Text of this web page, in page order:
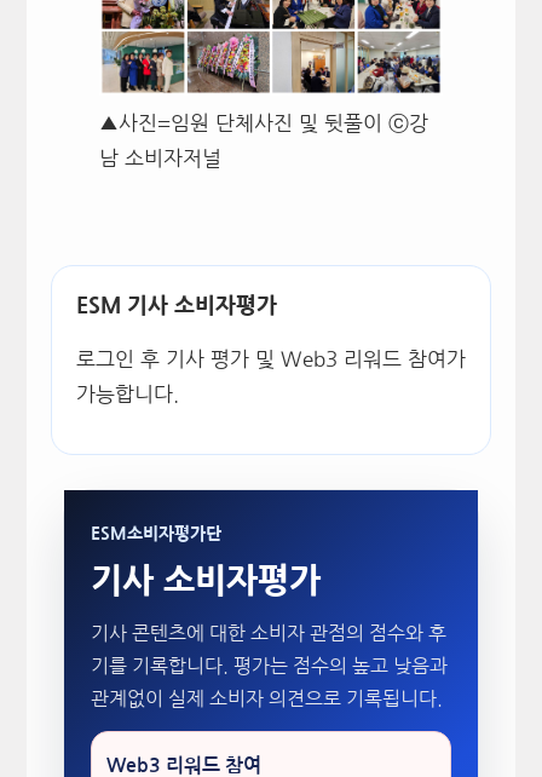
▲사진=임원 단체사진 및 뒷풀이 ⓒ강
남 소비자저널
ESM 기사 소비자평가
로그인 후 기사 평가 및 Web3 리워드 참여가
가능합니다.
ESM소비자평가단
기사 소비자평가
기사 콘텐츠에 대한 소비자 관점의 점수와 후
기를 기록합니다. 평가는 점수의 높고 낮음과
관계없이 실제 소비자 의견으로 기록됩니다.
Web3 리워드 참여